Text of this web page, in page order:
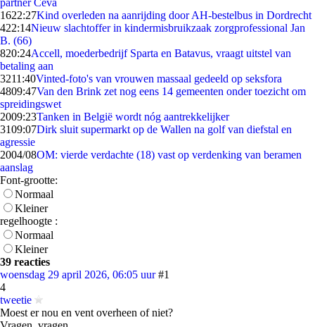
partner Ceva
1622:27Kind overleden na aanrijding door AH-bestelbus in Dordrecht
422:14Nieuw slachtoffer in kindermisbruikzaak zorgprofessional Jan
B. (66)
820:24Accell, moederbedrijf Sparta en Batavus, vraagt uitstel van
betaling aan
3211:40Vinted-foto's van vrouwen massaal gedeeld op seksfora
4809:47Van den Brink zet nog eens 14 gemeenten onder toezicht om
spreidingswet
2009:23Tanken in België wordt nóg aantrekkelijker
3109:07Dirk sluit supermarkt op de Wallen na golf van diefstal en
agressie
2004/08OM: vierde verdachte (18) vast op verdenking van beramen
aanslag
Font-grootte:
Normaal
Kleiner
regelhoogte :
Normaal
Kleiner
39 reacties
woensdag 29 april 2026, 06:05 uur #1
4
tweetie
Moest er nou en vent overheen of niet?